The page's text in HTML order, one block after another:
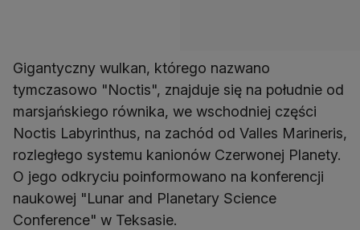
Gigantyczny wulkan, którego nazwano
tymczasowo "Noctis", znajduje się na południe od
marsjańskiego równika, we wschodniej części
Noctis Labyrinthus, na zachód od Valles Marineris,
rozległego systemu kanionów Czerwonej Planety.
O jego odkryciu poinformowano na konferencji
naukowej "Lunar and Planetary Science
Conference" w Teksasie.